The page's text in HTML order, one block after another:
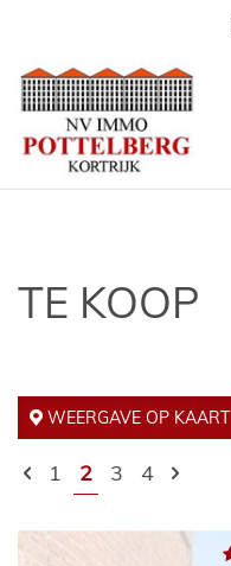
TE KOOP
WEERGAVE OP KAART
1 2 3 4